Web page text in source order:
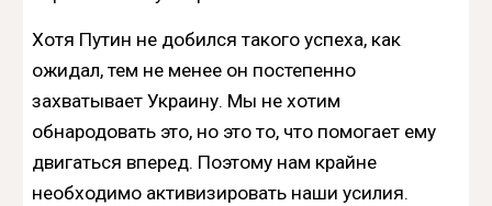
Хотя Путин не добился такого успеха, как
ожидал, тем не менее он постепенно
захватывает Украину. Мы не хотим
обнародовать это, но это то, что помогает ему
двигаться вперед. Поэтому нам крайне
необходимо активизировать наши усилия.